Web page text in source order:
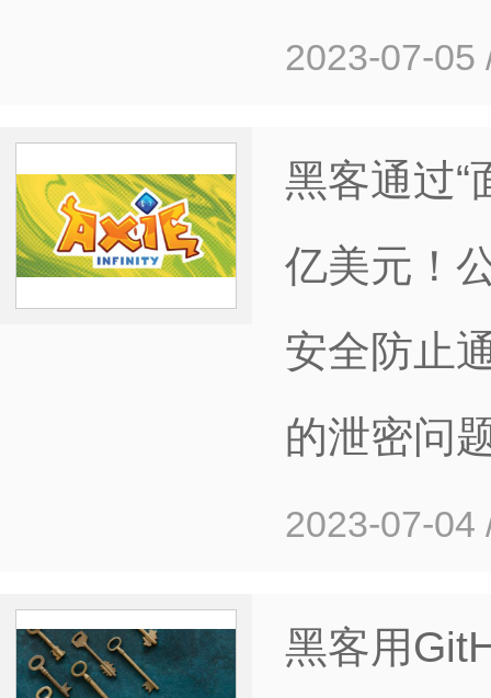
2023-07-05
黑客通过“
亿美元！
安全防止
的泄密问
2023-07-04
黑客用